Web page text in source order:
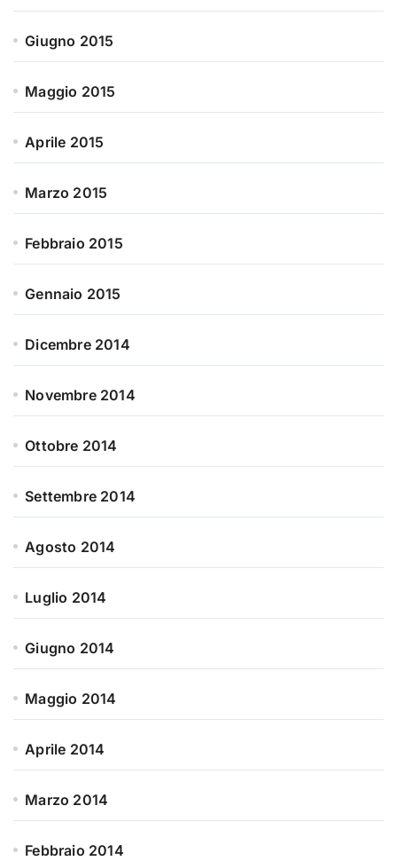
Giugno 2015
Maggio 2015
Aprile 2015
Marzo 2015
Febbraio 2015
Gennaio 2015
Dicembre 2014
Novembre 2014
Ottobre 2014
Settembre 2014
Agosto 2014
Luglio 2014
Giugno 2014
Maggio 2014
Aprile 2014
Marzo 2014
Febbraio 2014